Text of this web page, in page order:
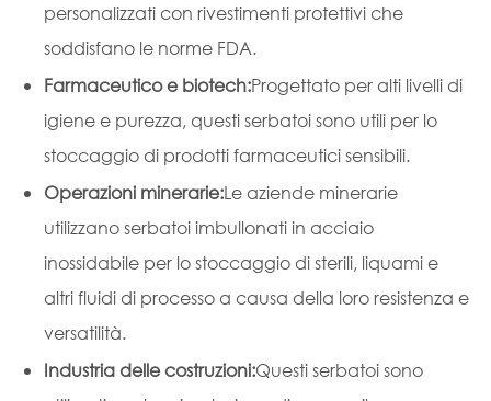
personalizzati con rivestimenti protettivi che
soddisfano le norme FDA.
Farmaceutico e biotech:Progettato per alti livelli di
igiene e purezza, questi serbatoi sono utili per lo
stoccaggio di prodotti farmaceutici sensibili.
Operazioni minerarie:Le aziende minerarie
utilizzano serbatoi imbullonati in acciaio
inossidabile per lo stoccaggio di sterili, liquami e
altri fluidi di processo a causa della loro resistenza e
versatilità.
Industria delle costruzioni:Questi serbatoi sono